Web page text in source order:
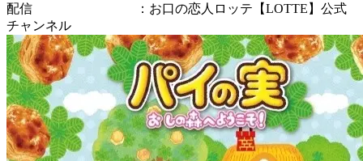
配信 ：お口の恋人ロッテ【LOTTE】公式
チャンネル